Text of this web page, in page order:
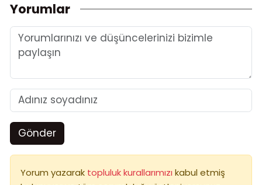
Yorumlar
Gönder
Yorum yazarak topluluk kurallarımızı kabul etmiş